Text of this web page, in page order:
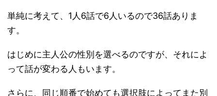
単純に考えて、1人6話で6人いるので36話ありま
す。
はじめに主人公の性別を選べるのですが、それによ
って話が変わる人もいます。
さらに、同じ順番で始めても選択肢によってまた別